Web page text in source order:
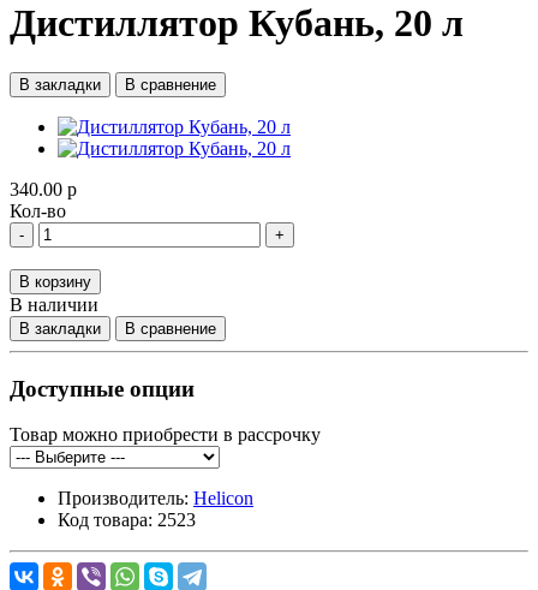
Дистиллятор Кубань, 20 л
В закладки В сравнение
340.00 р
Кол-во
- +
В корзину
В наличии
В закладки В сравнение
Доступные опции
Товар можно приобрести в рассрочку
Производитель: Helicon
Код товара: 2523